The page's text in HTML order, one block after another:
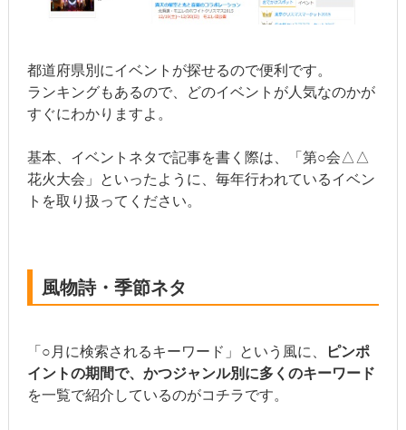
都道府県別にイベントが探せるので便利です。
ランキングもあるので、どのイベントが人気なのかが
すぐにわかりますよ。
基本、イベントネタで記事を書く際は、「第○会△△
花火大会」といったように、毎年行われているイベン
トを取り扱ってください。
風物詩・季節ネタ
「○月に検索されるキーワード」という風に、
ピンポ
イントの期間で、かつジャンル別に多くのキーワード
を一覧で紹介しているのがコチラです。